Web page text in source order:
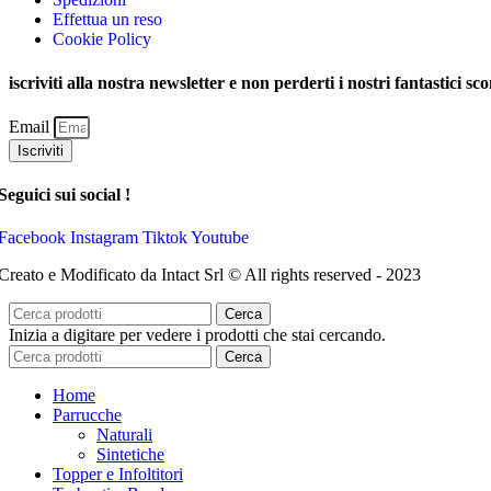
Effettua un reso
Cookie Policy
iscriviti alla nostra newsletter e non perderti i nostri fantastici
Email
Iscriviti
sui social !
Instagram TiktokYoutube
e Modificato da Intact Srl © All rights reserved - 2023
Cerca
Inizia a digitare per vedere i prodotti che stai cercando.
Cerca
Home
Parrucche
Naturali
Sintetiche
Topper e Infoltitori